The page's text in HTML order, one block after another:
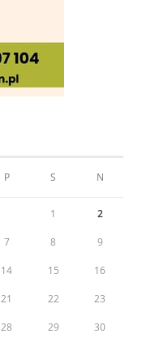
P S N
1 2
7 8 9
14 15 16
21 22 23
28 29 30